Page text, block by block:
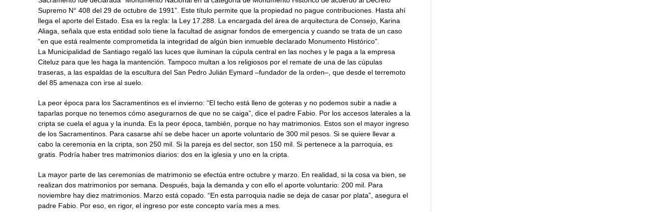
Supremo N° 408 del 29 de octubre de 1991”. Este título permite que la propiedad no pague contribuciones. Hasta ahí
llega el aporte del Estado. Esa es la regla: la Ley 17.288. La encargada del área de arquitectura de Consejo, Karina
Aliaga, señala que esta entidad solo tiene la facultad de asignar fondos de emergencia y cuando se trata de un caso
“en que está realmente comprometida la integridad de algún bien inmueble declarado Monumento Histórico”.
La Municipalidad de Santiago regaló las luces que iluminan la cúpula central en las noches y le paga a la empresa
Citeluz para que les haga la mantención. Tampoco multan a los religiosos por el remate de una de las cúpulas
traseras, a las espaldas de la escultura del San Pedro Julián Eymard –fundador de la orden–, que desde el terremoto
del 85 amenaza con irse al suelo.
La peor época para los Sacramentinos es el invierno: “El techo está lleno de goteras y no podemos subir a nadie a
taparlas porque no tenemos cómo asegurarnos de que no se caiga”, dice el padre Fabio. Por los accesos laterales a la
cripta se cuela el agua y la inunda. Es la peor época, también, porque no hay matrimonios. Estos son el mayor ingreso
de los Sacramentinos. Para casarse ahí se debe hacer un aporte voluntario de 300 mil pesos. Si se quiere llevar a
cabo la ceremonia en la cripta, son 250 mil. Si la pareja es del sector, son 150 mil. Si pertenece a la parroquia, es
gratis. Podría haber tres matrimonios diarios: dos en la iglesia y uno en la cripta.
La mayor parte de las ceremonias de matrimonio se efectúa entre octubre y marzo. En realidad, si la cosa va bien, se
realizan dos matrimonios por semana. Después, baja la demanda y con ello el aporte voluntario: 200 mil. Para
noviembre hay diez matrimonios. Marzo está copado. “En esta parroquia nadie se deja de casar por plata”, asegura el
padre Fabio. Por eso, en rigor, el ingreso por este concepto varía mes a mes.